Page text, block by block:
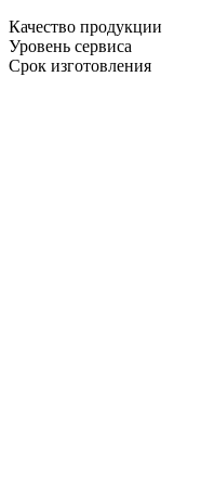
Качество продукции
Уровень сервиса
Срок изготовления